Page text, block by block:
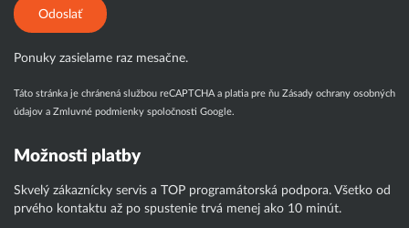
Odoslať
Ponuky zasielame raz mesačne.
Táto stránka je chránená službou reCAPTCHA a platia pre ňu Zásady ochrany osobných
údajov a Zmluvné podmienky spoločnosti Google.
Možnosti platby
Skvelý zákaznícky servis a TOP programátorská podpora. Všetko od
prvého kontaktu až po spustenie trvá menej ako 10 minút.